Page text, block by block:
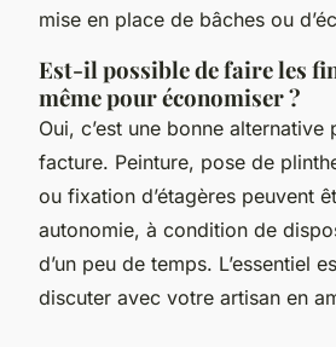
mise en place de bâches ou
Est-il possible de faire les
même pour économiser ?
Oui, c’est une bonne alternative
facture. Peinture, pose de
ou fixation d’étagères peuvent
autonomie, à condition de
d’un peu de temps. L’essentiel
discuter avec votre artisan en